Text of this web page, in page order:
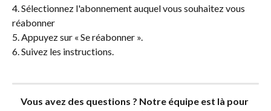
4. Sélectionnez l'abonnement auquel vous souhaitez vous
réabonner
5. Appuyez sur « Se réabonner ».
6. Suivez les instructions.
Vous avez des questions ? Notre équipe est là pour